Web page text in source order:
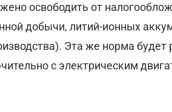
освободить от
добычи, литий-ионных
Эта же норма будет
с электрическим